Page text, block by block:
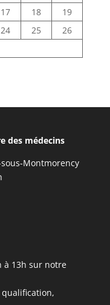
17 18
19
24 25
26
des médecins
Montmorency
à 13h sur notre